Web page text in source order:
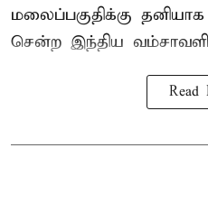
மலைப்பகுதிக்கு
சென்ற இந்திய
Read